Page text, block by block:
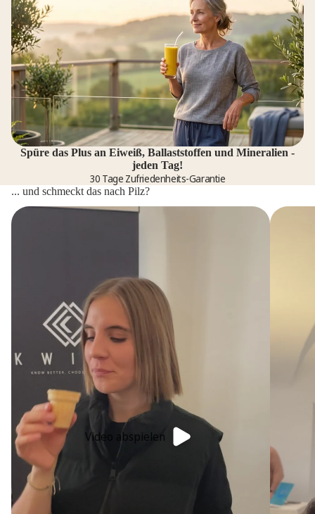
Spüre das Plus an Eiweiß, Ballaststoffen und Mineralien -
jeden Tag!
30 Tage Zufriedenheits-Garantie
... und schmeckt das nach Pilz?
Video abspielen